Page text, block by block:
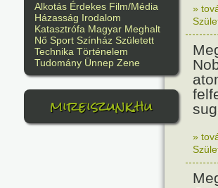
Alkotás Érdekes Film/Média
Házasság Irodalom
Katasztrófa Magyar Meghalt
Nő Sport Színház Született
Technika Történelem
Tudomány Ünnep Zene
mireiszunk.hu
»
»